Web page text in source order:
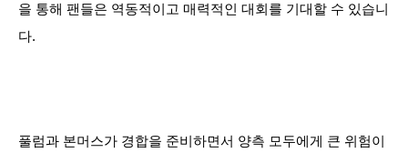
을 통해 팬들은 역동적이고 매력적인 대회를 기대할 수 있습니
다.
풀럼과 본머스가 경합을 준비하면서 양측 모두에게 큰 위험이